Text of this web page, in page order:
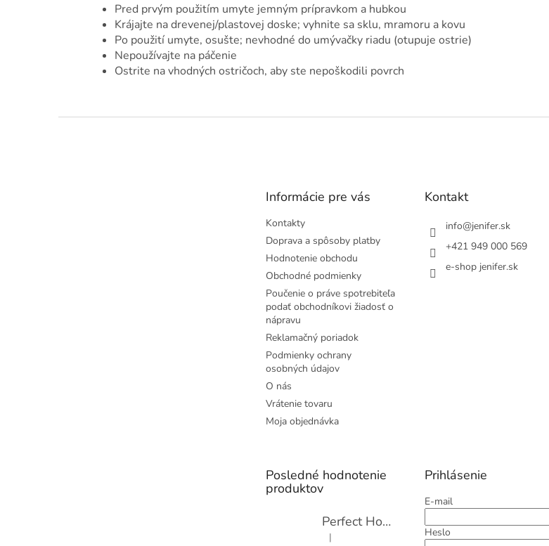
Pred prvým použitím umyte jemným prípravkom a hubkou
Krájajte na drevenej/plastovej doske; vyhnite sa sklu, mramoru a kovu
Po použití umyte, osušte; nevhodné do umývačky riadu (otupuje ostrie)
Nepoužívajte na páčenie
Ostrite na vhodných ostričoch, aby ste nepoškodili povrch
Informácie pre vás
Kontakty
Doprava a spôsoby platby
Hodnotenie obchodu
Obchodné podmienky
Poučenie o práve spotrebiteľa
podať obchodníkovi žiadosť o
nápravu
Reklamačný poriadok
Podmienky ochrany
osobných údajov
O nás
Vrátenie tovaru
Moja objednávka
Kontakt
info@jenifer.sk
+421 949 000 569
e-shop jenifer.sk
Posledné hodnotenie
produktov
Perfect Home Tĺčik na mäso so sekáčikom, 56893
Hodnotenie produktu je 5 z 5 hviezdičiek.
|
Prihlásenie
E-mail
Heslo